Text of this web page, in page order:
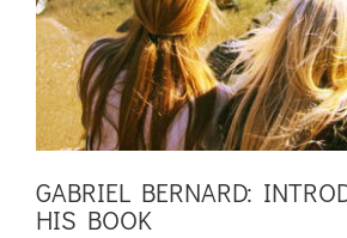
GABRIEL BERNARD:
HIS BOOK